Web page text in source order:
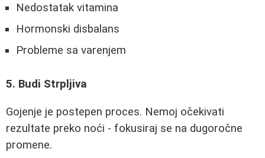
Nedostatak vitamina
Hormonski disbalans
Probleme sa varenjem
5. Budi Strpljiva
Gojenje je postepen proces. Nemoj očekivati
rezultate preko noći - fokusiraj se na dugoročne
promene.